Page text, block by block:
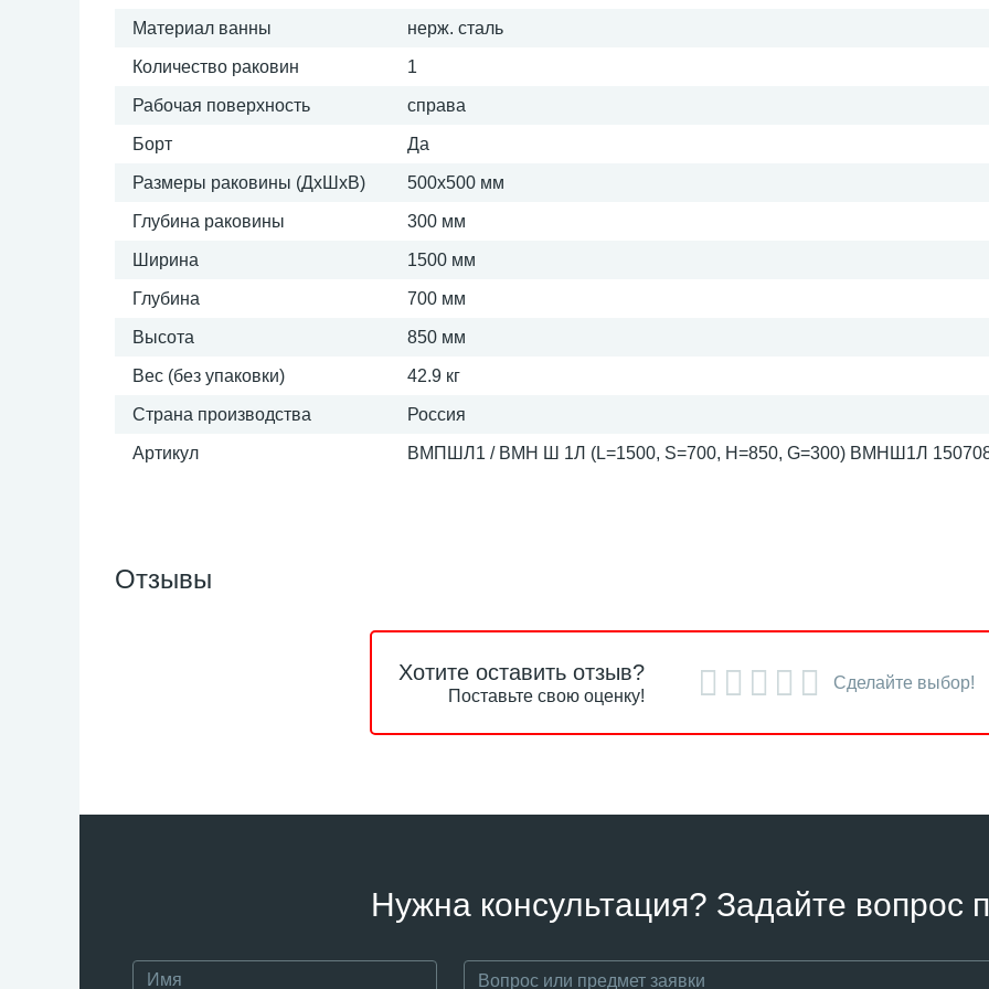
Материал ванны нерж. сталь
Количество раковин 1
Рабочая поверхность справа
Борт Да
Размеры раковины (ДхШхВ) 500х500 мм
Глубина раковины 300 мм
Ширина 1500 мм
Глубина 700 мм
Высота 850 мм
Вес (без упаковки) 42.9 кг
Страна производства Россия
Артикул ВМПШЛ1 / ВМН Ш 1Л (L=1500, S=700, H=850, G=300) ВМНШ1Л
Отзывы
Хотите оставить отзыв?
Поставьте свою оценку!
Сделайте выбор!
Нужна консультация? Задайте вопрос